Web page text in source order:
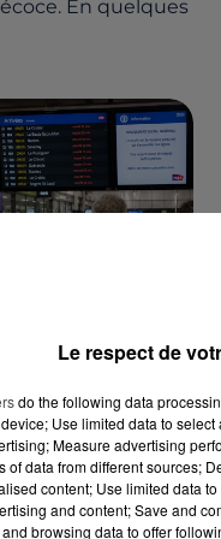
En quelques
SUR LES
supprimé, des
perturbés : les
invités à
déplacements
10 juin.
Le respect de
do the following data
Use limited data to
Measure advertising
of data from different sources;
content; Use limited data
and content; Save and
browsing data to offer